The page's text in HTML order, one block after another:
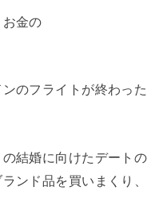
金の
のフライトが終わった
結婚に向けたデートの
ンド品を買いまくり、